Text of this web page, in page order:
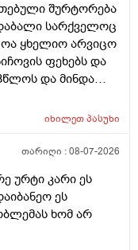
შურტორება
სარქველოც
ყხელიო არვიცო
ფეხებს და
და მინდა
ექიმთან ვერ
თუ თავის
და უბნის
კარდიოლოგი
მცოდნე ამ
მამას დ
იხილეთპასუხი
თარიღი :08-07-2026
ურტი კარი ეს
ეს
ხომ არ